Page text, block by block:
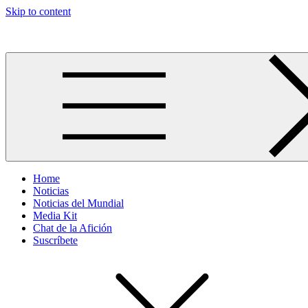
Skip to content
Home
Noticias
Noticias del Mundial
Media Kit
Chat de la Afición
Suscríbete